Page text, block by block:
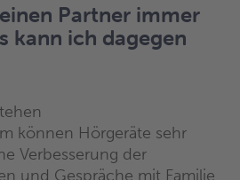
Partner immer
kann ich dagegen
können Hörgeräte sehr
Verbesserung der
und Gespräche mit Familie